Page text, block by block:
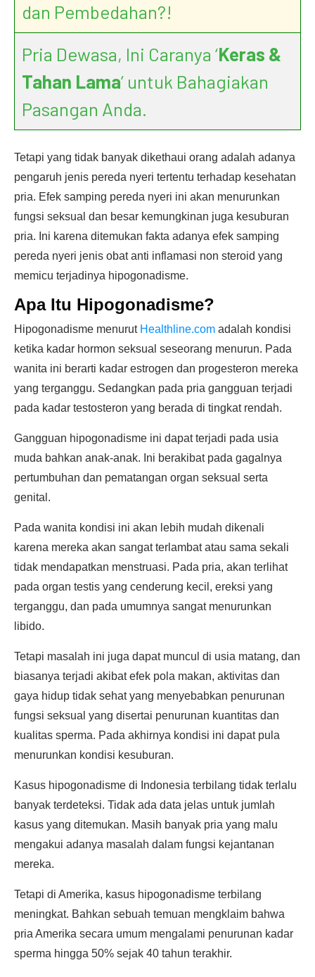
dan Pembedahan?!
Pria Dewasa, Ini Caranya ‘Keras &
Tahan Lama’ untuk Bahagiakan
Pasangan Anda.
Tetapi yang tidak banyak dikethaui orang adalah adanya
pengaruh jenis pereda nyeri tertentu terhadap kesehatan
pria. Efek samping pereda nyeri ini akan menurunkan
fungsi seksual dan besar kemungkinan juga kesuburan
pria. Ini karena ditemukan fakta adanya efek samping
pereda nyeri jenis obat anti inflamasi non steroid yang
memicu terjadinya hipogonadisme.
Apa Itu Hipogonadisme?
Hipogonadisme menurut Healthline.com adalah kondisi
ketika kadar hormon seksual seseorang menurun. Pada
wanita ini berarti kadar estrogen dan progesteron mereka
yang terganggu. Sedangkan pada pria gangguan terjadi
pada kadar testosteron yang berada di tingkat rendah.
Gangguan hipogonadisme ini dapat terjadi pada usia
muda bahkan anak-anak. Ini berakibat pada gagalnya
pertumbuhan dan pematangan organ seksual serta
genital.
Pada wanita kondisi ini akan lebih mudah dikenali
karena mereka akan sangat terlambat atau sama sekali
tidak mendapatkan menstruasi. Pada pria, akan terlihat
pada organ testis yang cenderung kecil, ereksi yang
terganggu, dan pada umumnya sangat menurunkan
libido.
Tetapi masalah ini juga dapat muncul di usia matang, dan
biasanya terjadi akibat efek pola makan, aktivitas dan
gaya hidup tidak sehat yang menyebabkan penurunan
fungsi seksual yang disertai penurunan kuantitas dan
kualitas sperma. Pada akhirnya kondisi ini dapat pula
menurunkan kondisi kesuburan.
Kasus hipogonadisme di Indonesia terbilang tidak terlalu
banyak terdeteksi. Tidak ada data jelas untuk jumlah
kasus yang ditemukan. Masih banyak pria yang malu
mengakui adanya masalah dalam fungsi kejantanan
mereka.
Tetapi di Amerika, kasus hipogonadisme terbilang
meningkat. Bahkan sebuah temuan mengklaim bahwa
pria Amerika secara umum mengalami penurunan kadar
sperma hingga 50% sejak 40 tahun terakhir.